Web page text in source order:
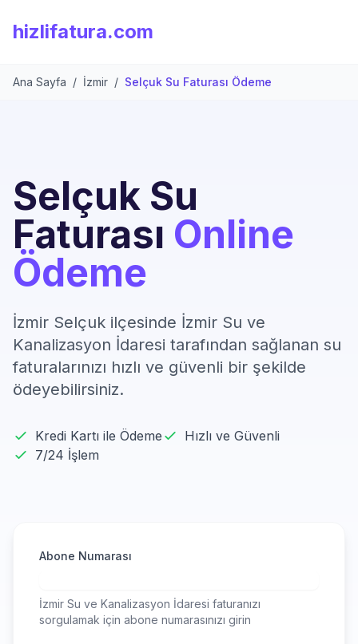
hizlifatura.com
Ana Sayfa / İzmir / Selçuk Su Faturası Ödeme
Selçuk Su
Faturası Online
Ödeme
İzmir Selçuk ilçesinde İzmir Su ve
Kanalizasyon İdaresi tarafından sağlanan su
faturalarınızı hızlı ve güvenli bir şekilde
ödeyebilirsiniz.
Kredi Kartı ile Ödeme
Hızlı ve Güvenli
7/24 İşlem
Abone Numarası
İzmir Su ve Kanalizasyon İdaresi faturanızı
sorgulamak için abone numarasınızı girin